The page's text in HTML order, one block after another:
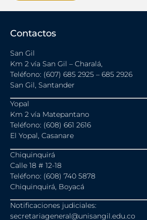
Contactos
San Gil
Km 2 vía San Gil – Charalá,
Teléfono: (607) 685 2925 – 685 2926
San Gil, Santander
Yopal
Km 2 vía Matepantano
Teléfono: (608) 661 2616
El Yopal, Casanare
Chiquinquirá
Calle 18 # 12-18
Teléfono: (608) 740 5878
Chiquinquirá, Boyacá
Notificaciones judiciales:
secretariageneral@unisangil.edu.co